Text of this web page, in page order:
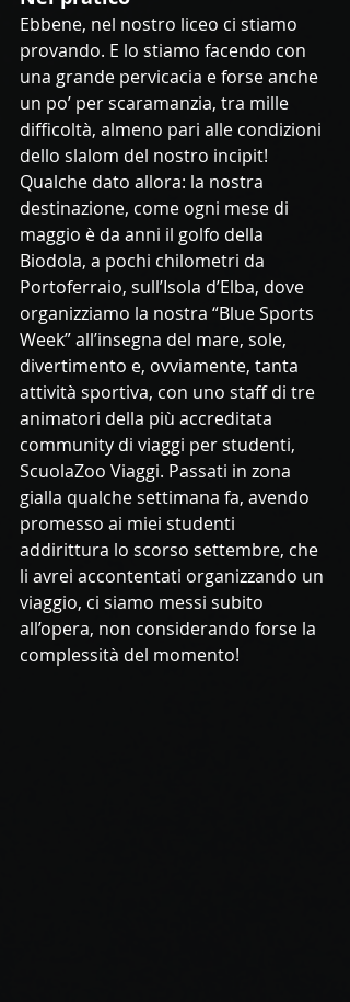
Ebbene, nel nostro liceo ci stiamo
provando. E lo stiamo facendo con
una grande pervicacia e forse anche
un po’ per scaramanzia, tra mille
difficoltà, almeno pari alle condizioni
dello slalom del nostro incipit!
Qualche dato allora: la nostra
destinazione, come ogni mese di
maggio è da anni il golfo della
Biodola, a pochi chilometri da
Portoferraio, sull’Isola d’Elba, dove
organizziamo la nostra “Blue Sports
Week” all’insegna del mare, sole,
divertimento e, ovviamente, tanta
attività sportiva, con uno staff di tre
animatori della più accreditata
community di viaggi per studenti,
ScuolaZoo Viaggi. Passati in zona
gialla qualche settimana fa, avendo
promesso ai miei studenti
addirittura lo scorso settembre, che
li avrei accontentati organizzando un
viaggio, ci siamo messi subito
all’opera, non considerando forse la
complessità del momento!